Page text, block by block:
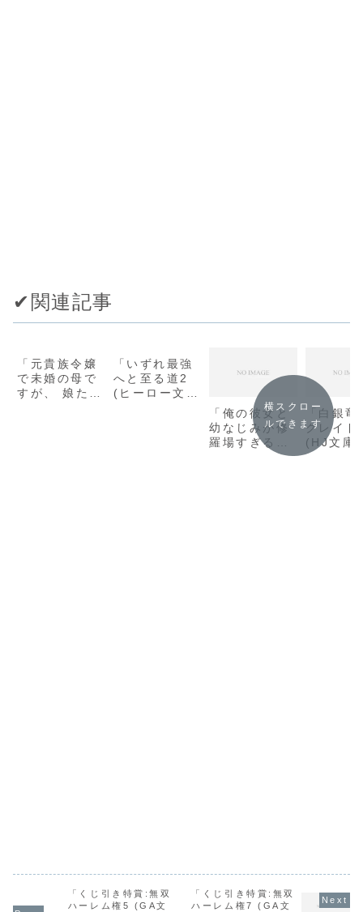
✔︎関連記事
「元貴族令嬢
で未婚の母で
すが、 娘たち
「いずれ最強
へと至る道2
(ヒーロー文
「俺の彼女と
幼なじみが修
羅場すぎる
14(GA文庫) /
「白銀竜
クレイ
(HJ文庫
ガワトモ
横スクロー
ルできます
「くじ引き特賞:無双
ハーレム権5 (GA文
「くじ引き特賞:無双
ハーレム権7 (GA文